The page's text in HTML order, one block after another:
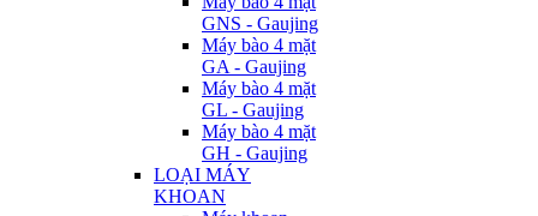
GNS - Gaujing
Máy bào 4 mặt
GA - Gaujing
Máy bào 4 mặt
GL - Gaujing
Máy bào 4 mặt
GH - Gaujing
LOẠI MÁY
KHOAN